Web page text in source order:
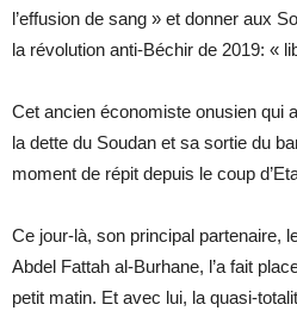
l’effusion de sang » et donner aux
la révolution anti-Béchir de 2019: «
Cet ancien économiste onusien qui
la dette du Soudan et sa sortie du
moment de répit depuis le coup
Ce jour-là, son principal partenaire,
Abdel Fattah al-Burhane, l’a fait
petit matin. Et avec lui, la quasi-